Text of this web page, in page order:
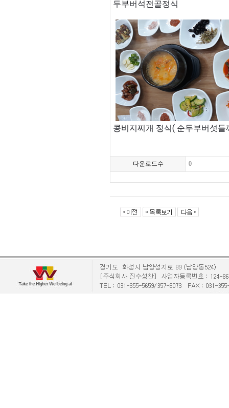
두부버석전골정식
콩비지찌개 정식( 순두부버섯
다운로드수 0